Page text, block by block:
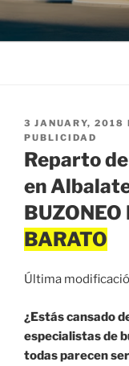
POSTED
ON
3 JANUARY, 2018
PUBLICIDAD
Reparto
en
BUZONEO
Última
¿Estás cansado
especialistas de
todas parecen